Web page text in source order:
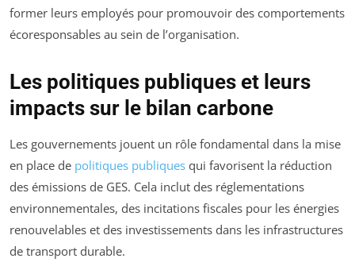
former leurs employés pour promouvoir des comportements
écoresponsables au sein de l’organisation.
Les politiques publiques et leurs
impacts sur le bilan carbone
Les gouvernements jouent un rôle fondamental dans la mise
en place de politiques publiques qui favorisent la réduction
des émissions de GES. Cela inclut des réglementations
environnementales, des incitations fiscales pour les énergies
renouvelables et des investissements dans les infrastructures
de transport durable.